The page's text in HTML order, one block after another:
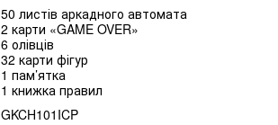
50 листів аркадного автомата
2 карти «GAME OVER»
6 олівців
32 карти фігур
1 пам’ятка
1 книжка правил
GKCH101ICP